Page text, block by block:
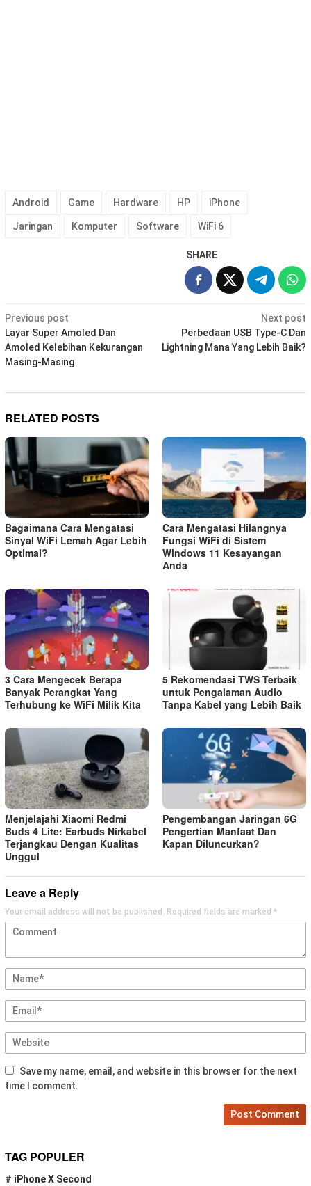
Android Game Hardware HP iPhone
Jaringan Komputer Software WiFi 6
SHARE
Post
navigation
Previous post
Layar Super Amoled Dan
Amoled Kelebihan Kekurangan
Masing-Masing
Next post
Perbedaan USB Type-C Dan
Lightning Mana Yang Lebih Baik?
RELATED POSTS
Bagaimana Cara Mengatasi
Sinyal WiFi Lemah Agar Lebih
Optimal?
Cara Mengatasi Hilangnya
Fungsi WiFi di Sistem
Windows 11 Kesayangan
Anda
3 Cara Mengecek Berapa
Banyak Perangkat Yang
Terhubung ke WiFi Milik Kita
5 Rekomendasi TWS Terbaik
untuk Pengalaman Audio
Tanpa Kabel yang Lebih Baik
Menjelajahi Xiaomi Redmi
Buds 4 Lite: Earbuds Nirkabel
Terjangkau Dengan Kualitas
Unggul
Pengembangan Jaringan 6G
Pengertian Manfaat Dan
Kapan Diluncurkan?
Leave a Reply
Your email address will not be published. Required fields are marked *
Save my name, email, and website in this browser for the next
time I comment.
TAG POPULER
# iPhone X Second